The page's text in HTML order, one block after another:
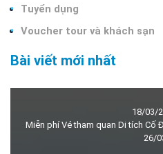
Tuyển dụng
Voucher tour và khách sạn
Bài viết mới nhất
18/03/
Miễn phí Vé tham quan Di tích Cố
26/